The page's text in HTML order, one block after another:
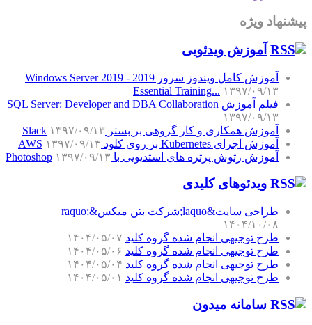
پیشنهاد ویژه
آموزش‌ ویدئویی
آموزش کامل ویندوز سرور 2019 - Windows Server 2019
Essential Training... ۱۳۹۷/۰۹/۱۳
فیلم آموزش SQL Server: Developer and DBA Collaboration
۱۳۹۷/۰۹/۱۳
آموزش همکاری و کار گروهی بر بستر Slack ۱۳۹۷/۰۹/۱۳
آموزش اجرای Kubernetes بر روی کلود AWS
۱۳۹۷/۰۹/۱۳
آموزش رتوش پرتره های استدیویی با Photoshop ۱۳۹۷/۰۹/۱۳
ویدئوهای کلیدی
طراحی سایت&laquo;شرکت بتن میکس&raquo;
۱۴۰۴/۱۰/۰۸
طرح توجیهی انجام شده گروه کلید ۱۴۰۴/۰۵/۰۷
طرح توجیهی انجام شده گروه کلید ۱۴۰۴/۰۵/۰۶
طرح توجیهی انجام شده گروه کلید ۱۴۰۴/۰۵/۰۴
طرح توجیهی انجام شده گروه کلید ۱۴۰۴/۰۵/۰۱
سامانه میدون